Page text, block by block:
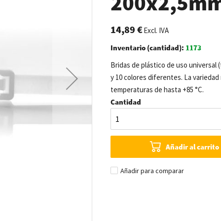
14,89 €Excl. IVA
Inventario (cantidad): 1173
Bridas de plástico de uso universal
y 10 colores diferentes. La
temperaturas de hasta +85 °C.
Cantidad
Añadir al carrito
Añadir para comparar